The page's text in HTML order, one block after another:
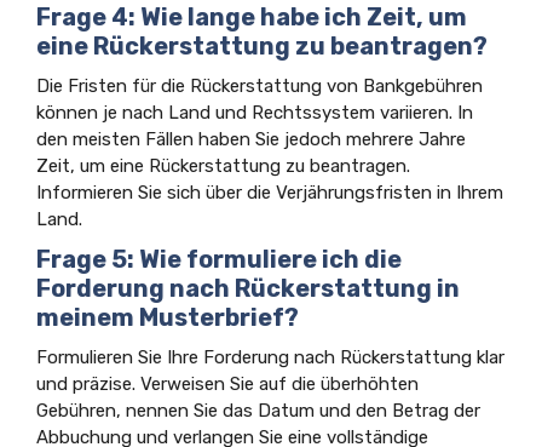
Frage 4: Wie lange habe ich Zeit, um
eine Rückerstattung zu beantragen?
Die Fristen für die Rückerstattung von Bankgebühren
können je nach Land und Rechtssystem variieren. In
den meisten Fällen haben Sie jedoch mehrere Jahre
Zeit, um eine Rückerstattung zu beantragen.
Informieren Sie sich über die Verjährungsfristen in Ihrem
Land.
Frage 5: Wie formuliere ich die
Forderung nach Rückerstattung in
meinem Musterbrief?
Formulieren Sie Ihre Forderung nach Rückerstattung klar
und präzise. Verweisen Sie auf die überhöhten
Gebühren, nennen Sie das Datum und den Betrag der
Abbuchung und verlangen Sie eine vollständige